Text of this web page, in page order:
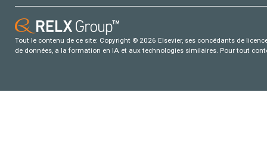
Tout le contenu de ce site: Copyright © 2026 Elsevier, ses concédants de
de données, a la formation en IA et aux technologies similaires. Pour tout